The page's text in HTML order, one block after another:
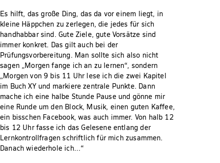
Es hilft, das große Ding, das da vor einem liegt, in
kleine Häppchen zu zerlegen, die jedes für sich
handhabbar sind. Gute Ziele, gute Vorsätze sind
immer konkret. Das gilt auch bei der
Prüfungsvorbereitung. Man sollte sich also nicht
sagen „Morgen fange ich an zu lernen“, sondern
„Morgen von 9 bis 11 Uhr lese ich die zwei Kapitel
im Buch XY und markiere zentrale Punkte. Dann
mache ich eine halbe Stunde Pause und gönne mir
eine Runde um den Block, Musik, einen guten Kaffee,
ein bisschen Facebook, was auch immer. Von halb 12
bis 12 Uhr fasse ich das Gelesene entlang der
Lernkontrollfragen schriftlich für mich zusammen.
Danach wiederhole ich…“